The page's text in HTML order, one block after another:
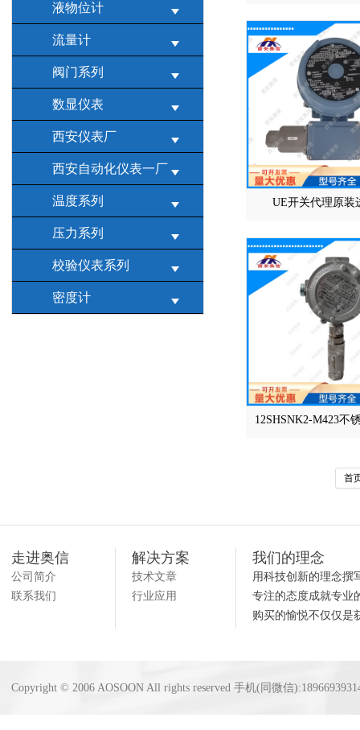
液物位计
流量计
阀门系列
数显仪表
西安仪表厂
西安自动化仪表一厂
温度系列
压力系列
校验仪表系列
密度计
UE开关代理原
12SHSNK2-M423不
首
走进奥信
公司简介
联系我们
解决方案
技术文章
行业应用
我们的理念
用科技创新的理念撰
专注的态度成就专业
购买的愉悦不仅仅是
Copyright © 2006 AOSOON All rights reserved 手机(同微信